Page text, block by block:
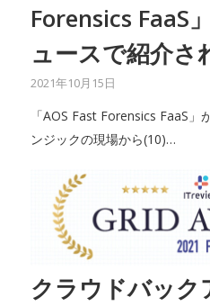
Forensics FaaS
ュースで紹介さ
2021年10月15日
「AOS Fast Forensics FaaS
ンジックの現場から(10)…
クラウドバック